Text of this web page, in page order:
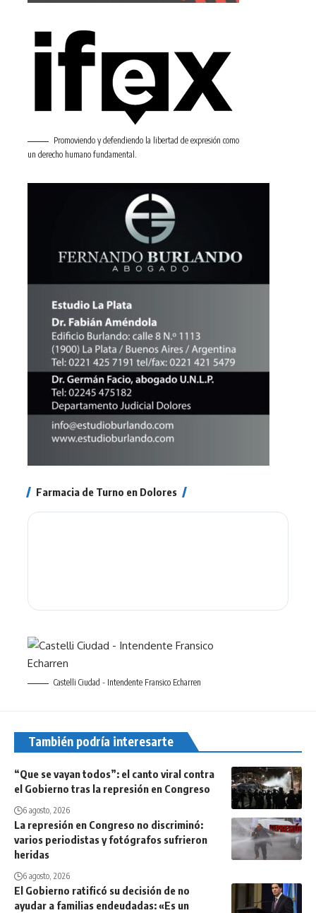
Promoviendo y defendiendo la libertad de expresión como
un derecho humano fundamental.
Farmacia de Turno en Dolores
Castelli Ciudad - Intendente Fransico Echarren
También podría interesarte
“Que se vayan todos”: el canto viral contra
el Gobierno tras la represión en Congreso
6 agosto, 2026
La represión en Congreso no discriminó:
varios periodistas y fotógrafos sufrieron
heridas
6 agosto, 2026
El Gobierno ratificó su decisión de no
ayudar a familias endeudadas: «Es un